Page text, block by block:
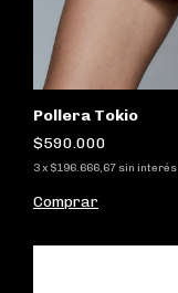
Pollera Tokio
$590.000
3x $196.666,67 sin interés
Comprar